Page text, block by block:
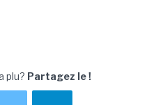
plu? Partagez le !